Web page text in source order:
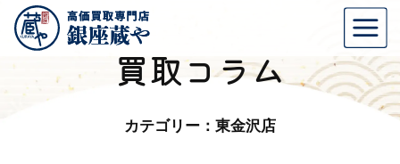
買取コラム
カテゴリー：東金沢店